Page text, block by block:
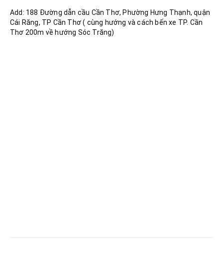
Add: 188 Đường dẫn cầu Cần Thơ, Phường Hưng Thạnh, quận
Cái Răng, TP Cần Thơ ( cùng hướng và cách bến xe TP. Cần
Thơ 200m về hướng Sóc Trăng)